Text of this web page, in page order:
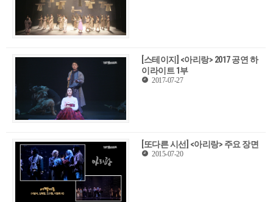
[스테이지] <아리랑> 2017 공연 하
이라이트 1부
2017-07-27
[또다른 시선] <아리랑> 주요 장면
2015-07-20